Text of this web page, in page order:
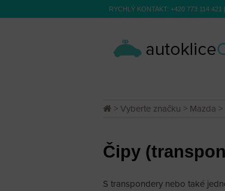
RYCHLÝ KONTAKT: +420 773 114 421
> Vyberte značku > Mazda
Čipy
S transpondery nebo také